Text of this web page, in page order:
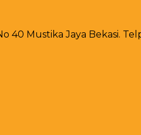
Mustika Jaya Bekasi.